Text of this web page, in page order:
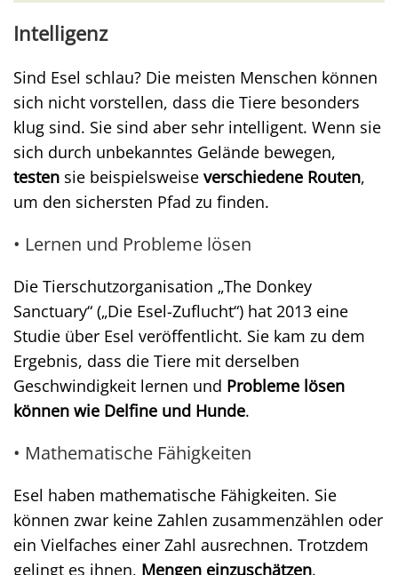
Intelligenz
Sind Esel schlau? Die meisten Menschen können
sich nicht vorstellen, dass die Tiere besonders
klug sind. Sie sind aber sehr intelligent. Wenn sie
sich durch unbekanntes Gelände bewegen,
testen sie beispielsweise verschiedene Routen,
um den sichersten Pfad zu finden.
• Lernen und Probleme lösen
Die Tierschutzorganisation „The Donkey
Sanctuary“ („Die Esel-Zuflucht“) hat 2013 eine
Studie über Esel veröffentlicht. Sie kam zu dem
Ergebnis, dass die Tiere mit derselben
Geschwindigkeit lernen und Probleme lösen
können wie Delfine und Hunde.
• Mathematische Fähigkeiten
Esel haben mathematische Fähigkeiten. Sie
können zwar keine Zahlen zusammenzählen oder
ein Vielfaches einer Zahl ausrechnen. Trotzdem
gelingt es ihnen, Mengen einzuschätzen.